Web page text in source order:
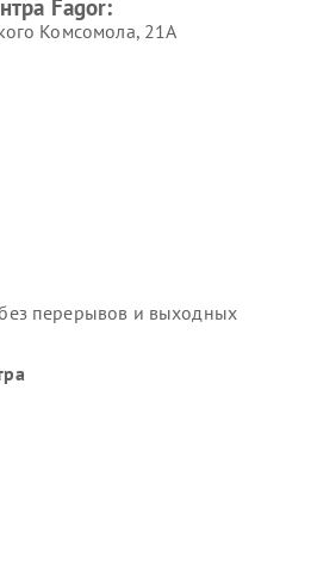
Fagor:
Комсомола, 21А
перерывов и выходных